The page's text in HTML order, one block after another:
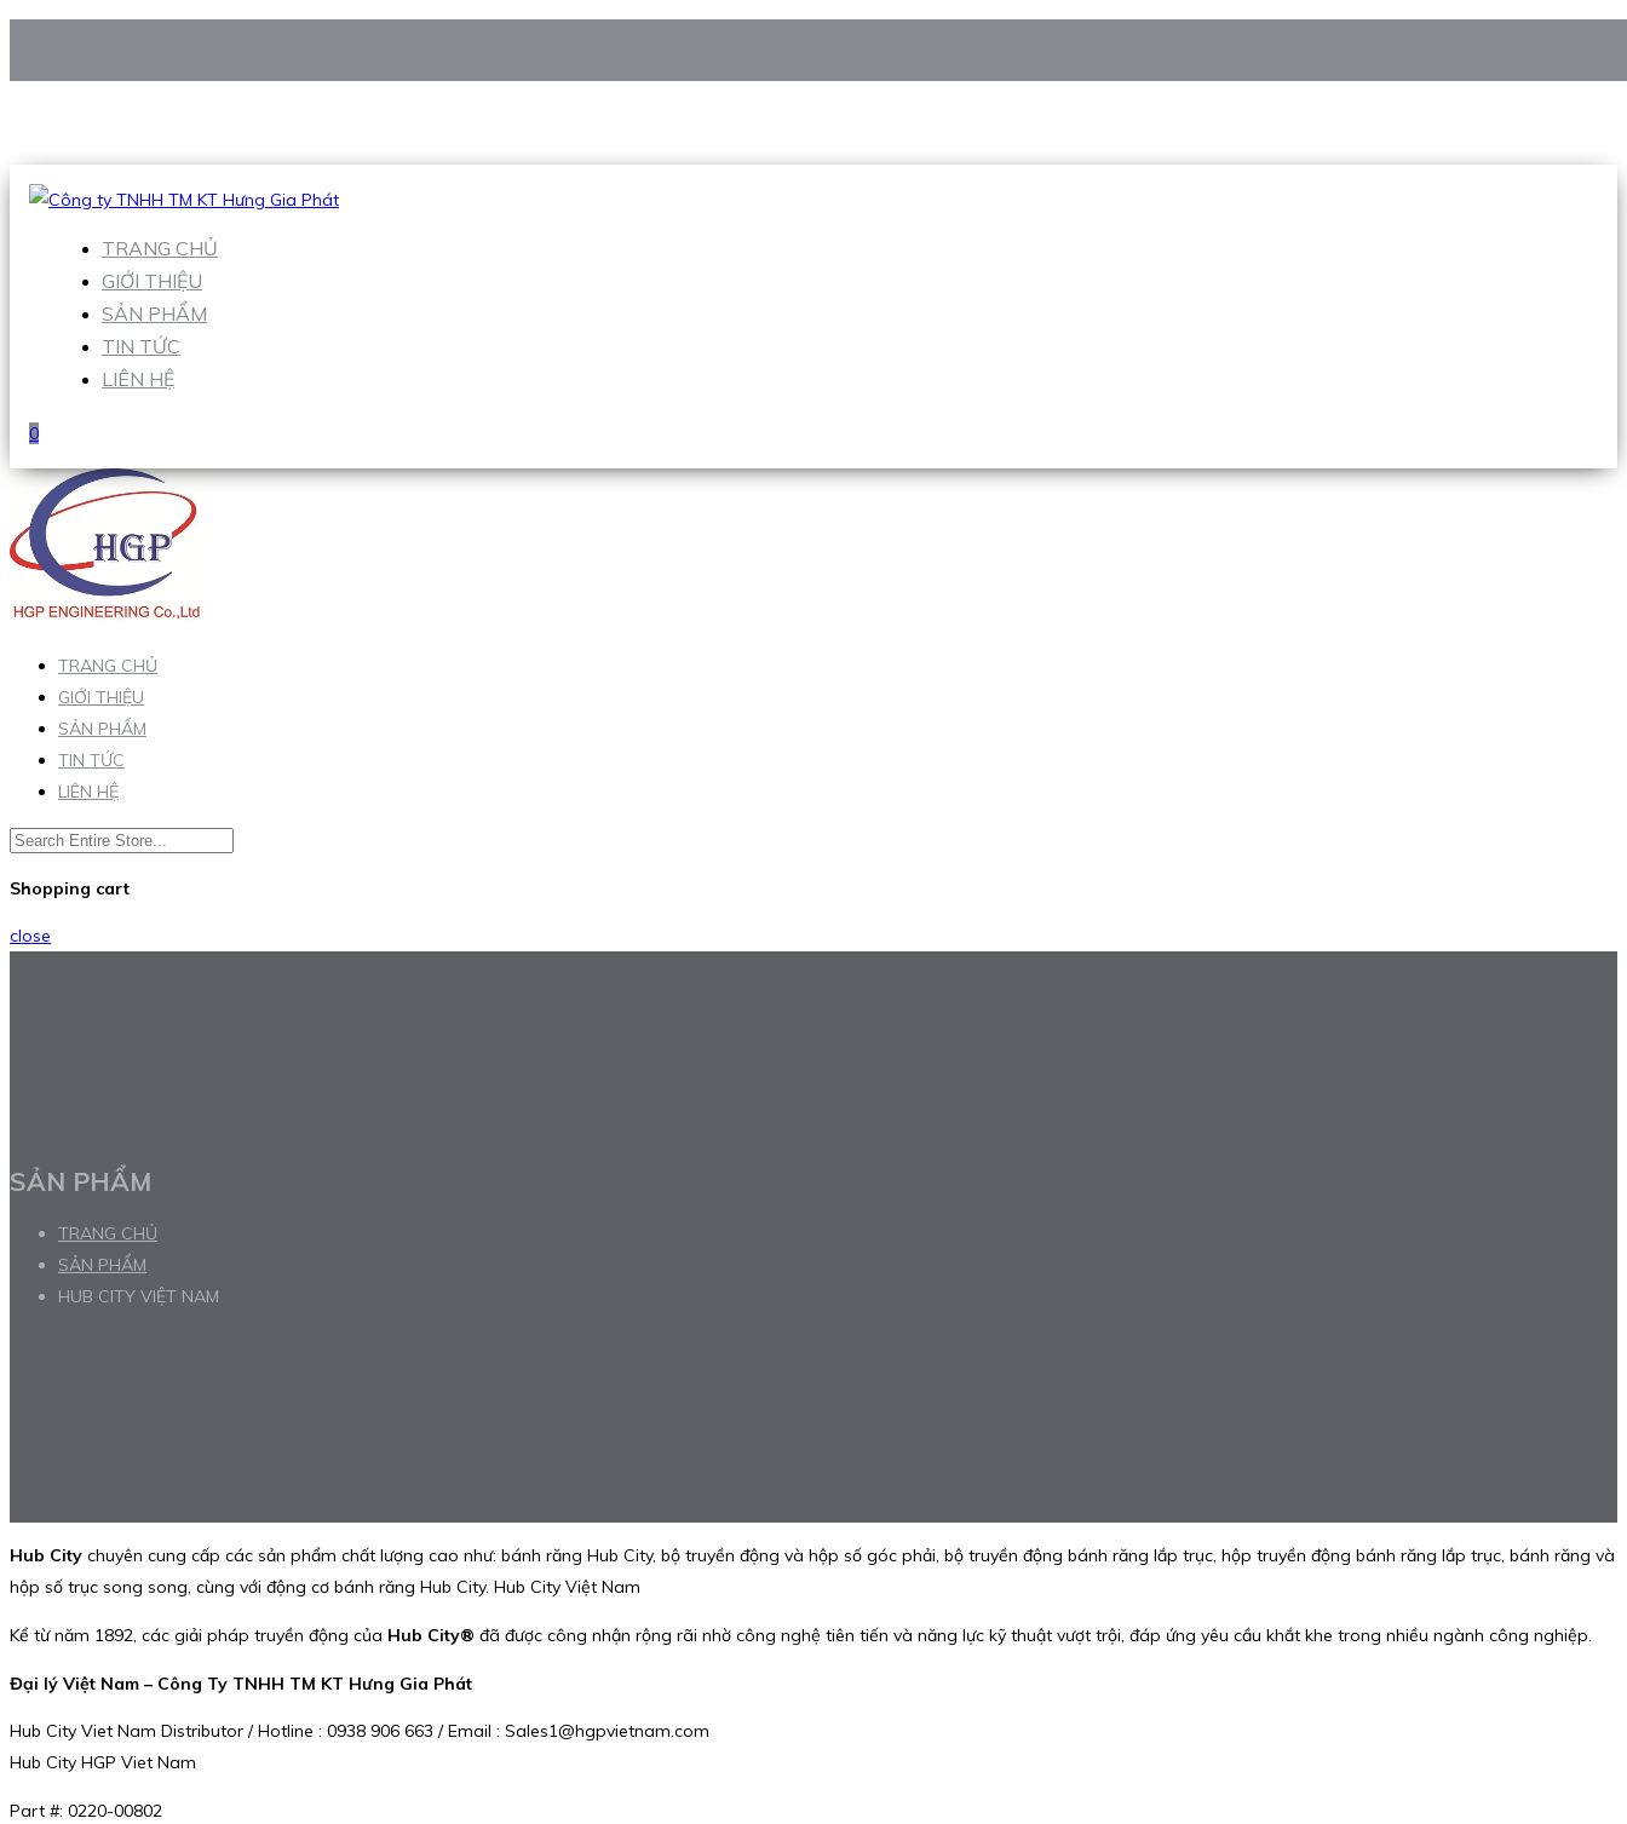
Hotline:0938 906 663
TRANG CHỦ
GIỚI THIỆU
SẢN PHẨM
TIN TỨC
LIÊN HỆ
0
TRANG CHỦ
GIỚI THIỆU
SẢN PHẨM
TIN TỨC
LIÊN HỆ
Shopping cart
close
SẢN PHẨM
TRANG CHỦ
SẢN PHẨM
HUB CITY VIỆT NAM
Hub City chuyên cung cấp các sản phẩm chất lượng cao như: bánh răng Hub City, bộ truyền động và hộp số góc phải, bộ truyền động bánh răng lắp trục, hộp truyền động bánh răng lắp trục, bánh răng và
hộp số trục song song, cùng với động cơ bánh răng Hub City. Hub City Việt Nam
Kể từ năm 1892, các giải pháp truyền động của Hub City® đã được công nhận rộng rãi nhờ công nghệ tiên tiến và năng lực kỹ thuật vượt trội, đáp ứng yêu cầu khắt khe trong nhiều ngành công nghiệp.
Đại lý Việt Nam – Công Ty TNHH TM KT Hưng Gia Phát
Hub City Viet Nam Distributor / Hotline : 0938 906 663 / Email : Sales1@hgpvietnam.com
Hub City HGP Viet Nam
Part #: 0220-00802